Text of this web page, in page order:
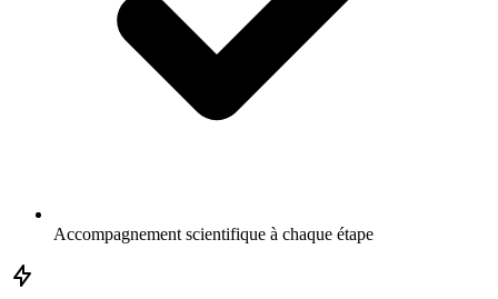
Accompagnement scientifique à chaque étape